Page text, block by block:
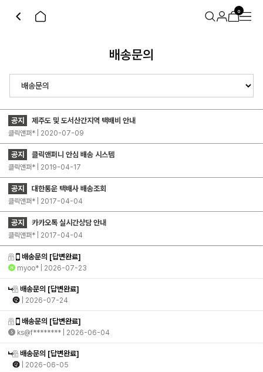
0
배송문의
공지 제주도 및 도서산간지역 택배비 안내
클릭앤퍼* | 2020-07-09
공지 클릭앤퍼니 안심 배송 시스템
클릭앤퍼* | 2019-04-17
공지 대한통운 택배사 배송조회
클릭앤퍼* | 2017-04-04
공지 카카오톡 실시간상담 안내
클릭앤퍼* | 2017-04-04
배송문의 [답변완료]
myoo* | 2026-07-23
배송문의 [답변완료]
| 2026-07-24
배송문의 [답변완료]
ks@f******** | 2026-06-04
배송문의 [답변완료]
| 2026-06-05